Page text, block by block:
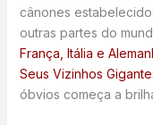
cânones
outras partes do
França, Itália e
Seus Vizinhos
óbvios começa a